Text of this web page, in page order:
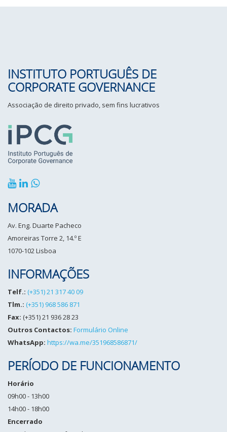
INSTITUTO PORTUGUÊS DE
CORPORATE GOVERNANCE
Associação de direito privado, sem fins lucrativos
MORADA
Av. Eng. Duarte Pacheco
Amoreiras Torre 2, 14.º E
1070-102 Lisboa
INFORMAÇÕES
Telf.: (+351) 21 317 40 09
Tlm.: (+351) 968 586 871
Fax: (+351) 21 936 28 23
Outros Contactos: Formulário Online
WhatsApp: https://wa.me/351968586871/
PERÍODO DE FUNCIONAMENTO
Horário
09h00 - 13h00
14h00 - 18h00
Encerrado